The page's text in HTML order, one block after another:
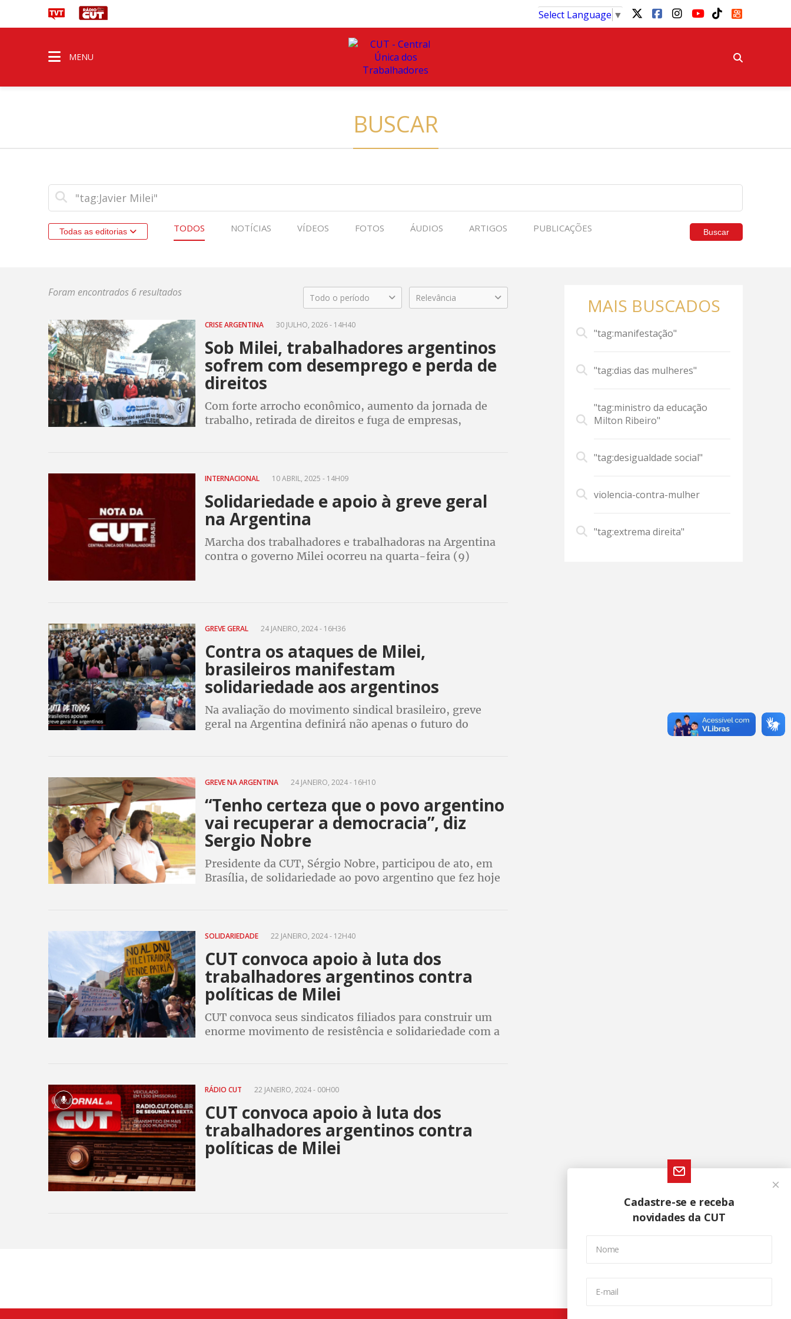
Select Language ▼
MENU
BUSCAR
Todas as editorias TODOS NOTÍCIAS VÍDEOS FOTOS ÁUDIOS ARTIGOS PUBLICAÇÕES Buscar
Foram encontrados 6 resultados Todo o período Relevância
CRISE ARGENTINA 30 JULHO, 2026 - 14H40
Sob Milei, trabalhadores argentinos
sofrem com desemprego e perda de
direitos
Com forte arrocho econômico, aumento da jornada de
trabalho, retirada de direitos e fuga de empresas,
INTERNACIONAL 10 ABRIL, 2025 - 14H09
Solidariedade e apoio à greve geral
na Argentina
Marcha dos trabalhadores e trabalhadoras na Argentina
contra o governo Milei ocorreu na quarta-feira (9)
GREVE GERAL 24 JANEIRO, 2024 - 16H36
Contra os ataques de Milei,
brasileiros manifestam
solidariedade aos argentinos
Na avaliação do movimento sindical brasileiro, greve
geral na Argentina definirá não apenas o futuro do
GREVE NA ARGENTINA 24 JANEIRO, 2024 - 16H10
“Tenho certeza que o povo argentino
vai recuperar a democracia”, diz
Sergio Nobre
Presidente da CUT, Sérgio Nobre, participou de ato, em
Brasília, de solidariedade ao povo argentino que fez hoje
SOLIDARIEDADE 22 JANEIRO, 2024 - 12H40
CUT convoca apoio à luta dos
trabalhadores argentinos contra
políticas de Milei
CUT convoca seus sindicatos filiados para construir um
enorme movimento de resistência e solidariedade com a
RÁDIO CUT 22 JANEIRO, 2024 - 00H00
CUT convoca apoio à luta dos
trabalhadores argentinos contra
políticas de Milei
MAIS BUSCADOS
"tag:manifestação"
"tag:dias das mulheres"
"tag:ministro da educação
Milton Ribeiro"
"tag:desigualdade social"
violencia-contra-mulher
"tag:extrema direita"
Cadastre-se e receba
novidades da CUT
Nome
E-mail